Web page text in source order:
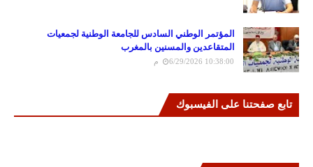
المؤتمر الوطني السادس للجامعة الوطنية لجمعيات
المتقاعدين والمسنين بالمغرب
6/29/2026 10:38:00 م
تابع صفحتنا على الفيسبوك